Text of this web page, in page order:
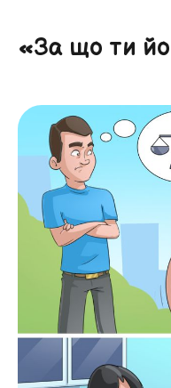
«За що ти